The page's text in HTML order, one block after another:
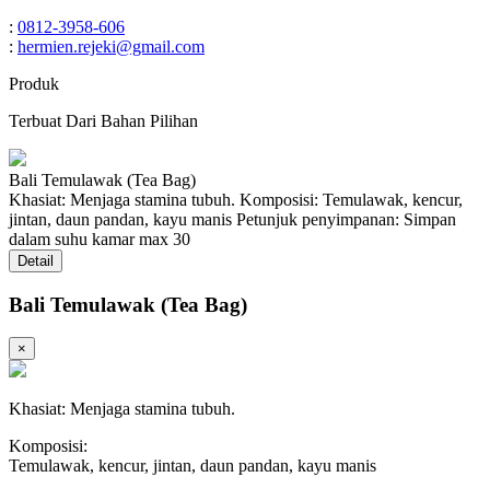
: 0812-3958-606
: hermien.rejeki@gmail.com
Produk
Terbuat Dari Bahan Pilihan
Bali Temulawak (Tea Bag)
Khasiat: Menjaga stamina tubuh. Komposisi: Temulawak, kencur,
jintan, daun pandan, kayu manis Petunjuk penyimpanan: Simpan
dalam suhu kamar max 30
Detail
Bali Temulawak (Tea Bag)
×
Khasiat: Menjaga stamina tubuh.
Komposisi:
Temulawak, kencur, jintan, daun pandan, kayu manis